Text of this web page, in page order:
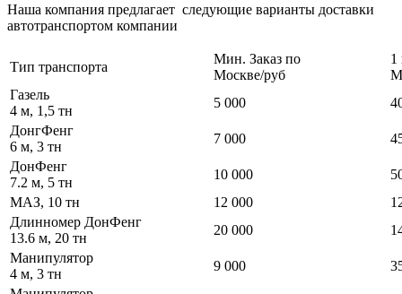
Наша компания предлагает следующие варианты доставки
автотранспортом компании
Тип транспорта
Мин. Заказ по
Москве/руб
1
Газель
4 м, 1,5 тн
5 000
ДонгФенг
6 м, 3 тн
7 000
ДонФенг
7.2 м, 5 тн
10 000
МАЗ, 10 тн
12 000
Длинномер ДонФенг
13.6 м, 20 тн
20 000
Манипулятор
4 м, 3 тн
9 000